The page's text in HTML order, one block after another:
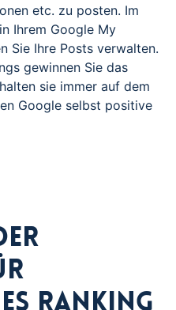
etc. zu posten. Im
Ihrem Google My
Sie Ihre Posts verwalten.
gewinnen Sie das
sie immer auf dem
Google selbst positive
Ranking